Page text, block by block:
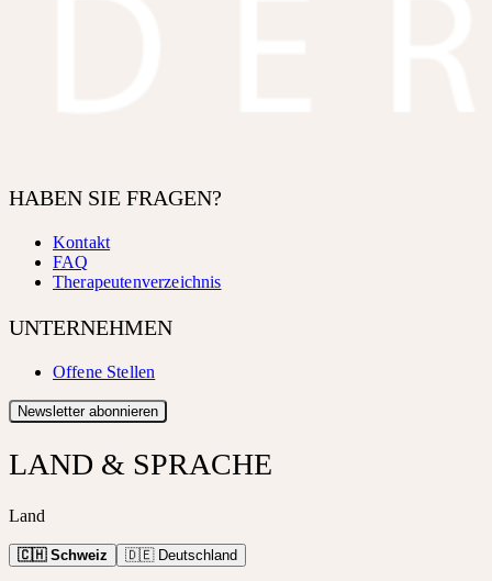
HABEN SIE FRAGEN?
Kontakt
FAQ
Therapeutenverzeichnis
UNTERNEHMEN
Offene Stellen
Newsletter abonnieren
LAND & SPRACHE
Land
🇨🇭 Schweiz 🇩🇪 Deutschland